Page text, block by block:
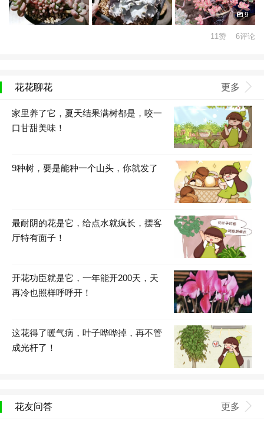
9
11赞 6评论
花花聊花 更多
家里养了它，夏天结果满树都是，咬一
口甘甜美味！
9种树，要是能种一个山头，你就发了
最耐阴的花是它，给点水就疯长，摆客
厅特有面子！
开花功臣就是它，一年能开200天，天
再冷也照样呼呼开！
这花得了暖气病，叶子哗哗掉，再不管
成光杆了！
花友问答 更多